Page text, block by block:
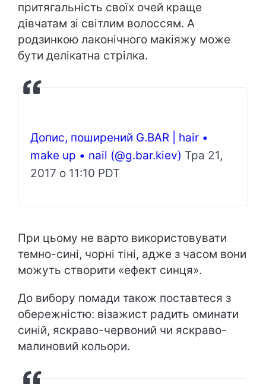
притягальність своїх очей краще
дівчатам зі світлим волоссям. А
родзинкою лаконічного макіяжу може
бути делікатна стрілка.
Допис, поширений G.BАR | hair •
make up • nail (@g.bar.kiev) Тра 21,
2017 о 11:10 PDT
При цьому не варто використовувати
темно-сині, чорні тіні, адже з часом вони
можуть створити «ефект синця».
До вибору помади також поставтеся з
обережністю: візажист радить оминати
синій, яскраво-червоний чи яскраво-
малиновий кольори.